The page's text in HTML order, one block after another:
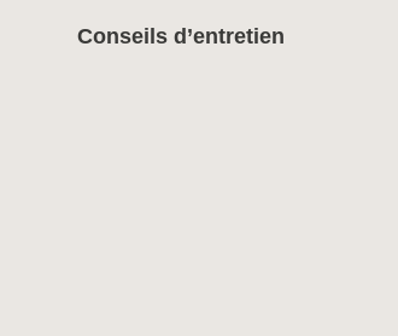
Conseils d’entretien